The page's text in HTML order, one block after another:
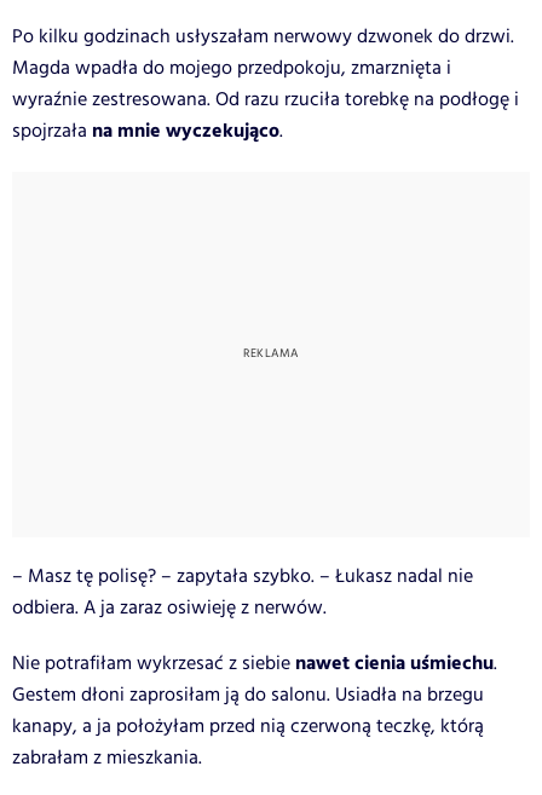
Po kilku godzinach usłyszałam nerwowy dzwonek do drzwi.
Magda wpadła do mojego przedpokoju, zmarznięta i
wyraźnie zestresowana. Od razu rzuciła torebkę na podłogę i
spojrzała na mnie wyczekująco.
– Masz tę polisę? – zapytała szybko. – Łukasz nadal nie
odbiera. A ja zaraz osiwieję z nerwów.
Nie potrafiłam wykrzesać z siebie nawet cienia uśmiechu.
Gestem dłoni zaprosiłam ją do salonu. Usiadła na brzegu
kanapy, a ja położyłam przed nią czerwoną teczkę, którą
zabrałam z mieszkania.